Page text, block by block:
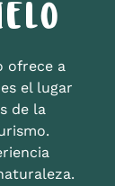
ofrece a
el lugar
de la